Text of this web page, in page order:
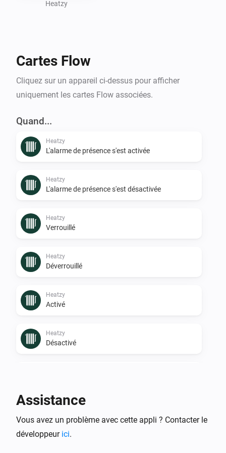
Heatzy
Cartes Flow
Cliquez sur un appareil ci-dessus pour afficher
uniquement les cartes Flow associées.
Quand...
Heatzy
L'alarme de présence s'est activée
Heatzy
L'alarme de présence s'est désactivée
Heatzy
Verrouillé
Heatzy
Déverrouillé
Heatzy
Activé
Heatzy
Désactivé
L'humidité a changé
Assistance
Vous avez un problème avec cette appli ? Contacter le
développeur ici.